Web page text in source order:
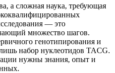
а сложная наука, требующая
— это
множество шагов.
генотипирования и
набор нуклеотидов TACG.
нужны знания, опыт и